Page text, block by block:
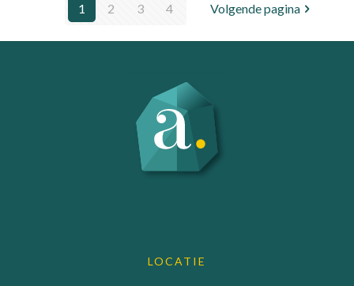
1 2 3 4 Volgende pagina
LOCATIE